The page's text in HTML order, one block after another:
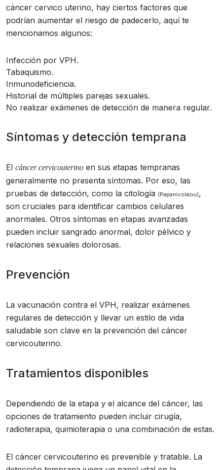
cáncer cervico uterino, hay ciertos factores que
podrían aumentar el riesgo de padecerlo, aquí te
mencionamos algunos:
Infección por VPH.
Tabaquismo.
Inmunodeficiencia.
Historial de múltiples parejas sexuales.
No realizar exámenes de detección de manera regular.
Síntomas y detección temprana
El cáncer cervicouterino en sus etapas tempranas
generalmente no presenta síntomas. Por eso, las
pruebas de detección, como la citología (Papanicolaou),
son cruciales para identificar cambios celulares
anormales. Otros síntomas en etapas avanzadas
pueden incluir sangrado anormal, dolor pélvico y
relaciones sexuales dolorosas.
Prevención
La vacunación contra el VPH, realizar exámenes
regulares de detección y llevar un estilo de vida
saludable son clave en la prevención del cáncer
cervicouterino.
Tratamientos disponibles
Dependiendo de la etapa y el alcance del cáncer, las
opciones de tratamiento pueden incluir cirugía,
radioterapia, quimioterapia o una combinación de estas.
El cáncer cervicouterino es prevenible y tratable. La